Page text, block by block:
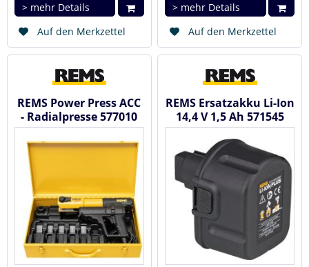
> mehr Details
Auf den Merkzettel
> mehr Details
Auf den Merkzettel
REMS Power Press ACC
- Radialpresse 577010
im Metallkoffer
REMS Ersatzakku Li-Ion
14,4 V 1,5 Ah 571545